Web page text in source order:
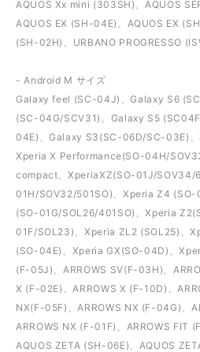
AQUOS Xx mini (303SH)、AQUOS
AQUOS EX (SH-04E)、AQUOS EX
(SH-02H)、URBANO PROGRESSO
- Android M サイズ
Galaxy feel (SC-04J)、Galaxy S6
(SC-04G/SCV31)、Galaxy S5
04E)、Galaxy S3(SC-06D/SC-03E)、
Xperia X Performance(SO-04H/
compact、XperiaXZ(SO-01J/SOV34/
01H/SOV32/501SO)、Xperia Z4
(SO-01G/SOL26/401SO)、Xperia
01F/SOL23)、Xperia ZL2 (SOL25)、
(SO-04E)、Xperia GX(SO-04D)、
(F-05J)、ARROWS SV(F-03H)、
X (F-02E)、ARROWS X (F-10D)、
NX(F-05F)、ARROWS NX (F-04G)、
ARROWS NX (F-01F)、ARROWS FIT
AQUOS ZETA (SH-06E)、AQUOS